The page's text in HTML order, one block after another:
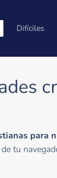
Difíciles
para
de tu